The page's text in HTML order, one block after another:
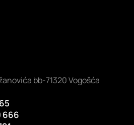
bb-71320 Vogošća
666